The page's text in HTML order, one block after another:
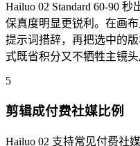
Hailuo 02 Standard 60-90
保真度明显更锐利。在画布
提示词措辞，再把选中的
式既省积分又不牺牲主镜头
5
剪辑成付费社媒比例
Hailuo 02 支持常见付费社